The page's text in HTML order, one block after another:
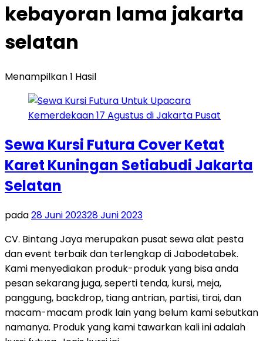
kebayoran lama jakarta
selatan
Menampilkan 1 Hasil
Sewa Kursi Futura Cover Ketat
Karet Kuningan Setiabudi Jakarta
Selatan
pada28 Juni 202328 Juni 2023
CV. Bintang Jaya merupakan pusat sewa alat pesta
dan event terbaik dan terlengkap di Jabodetabek.
Kami menyediakan produk-produk yang bisa anda
pesan sekarang juga, seperti tenda, kursi, meja,
panggung, backdrop, tiang antrian, partisi, tirai, dan
macam-macam prodk lain yang belum kami sebutkan
namanya. Produk yang kami tawarkan kali ini adalah